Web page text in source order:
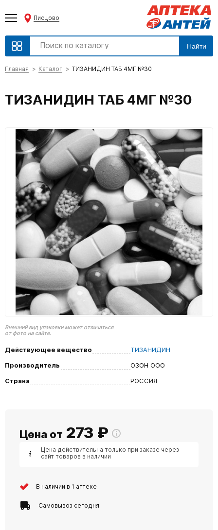
Писцово
Найти
Главная Каталог ТИЗАНИДИН ТАБ 4МГ №30
ТИЗАНИДИН ТАБ 4МГ №30
Внешний вид упаковки может отличаться
от фото на сайте.
Действующее вещество
ТИЗАНИДИН
Производитель
ОЗОН ООО
Страна
РОССИЯ
Цена от 273 ₽
Цена действительна только при заказе через
сайт товаров в наличии
В наличии в 1 аптеке
Самовывоз сегодня